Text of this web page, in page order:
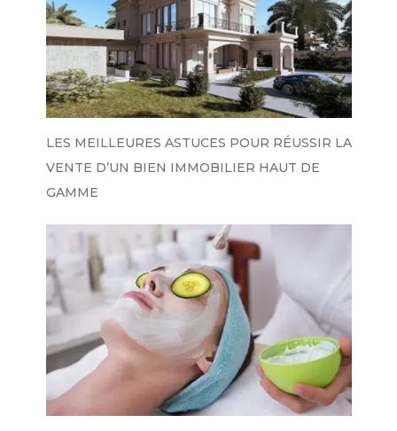
LES MEILLEURES ASTUCES POUR RÉUSSIR LA
VENTE D’UN BIEN IMMOBILIER HAUT DE
GAMME